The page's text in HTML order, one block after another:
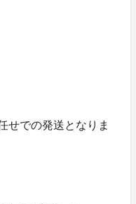
せでの発送となりま